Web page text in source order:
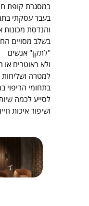
במסגרת קופת
בעבר עסקתי
והנדסת מכונות
בשלב מסויים
"לתקן" אנשים
ולא ראוטרים
למטרה
בתחומי הריפוי
לסייע לכמה
ושיפור איכות